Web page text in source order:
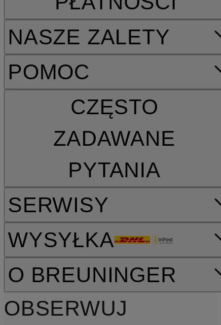
POMOC
CZĘSTO
ZADAWANE
PYTANIA
SERWISY
WYSYŁKA
NASZE ZALETY
O BREUNINGER
OBSERWUJ